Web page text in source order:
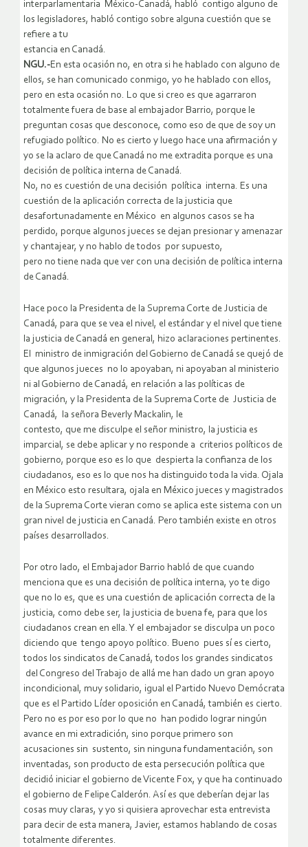
interparlamentaria México-Canadá, habló contigo alguno de
los legisladores, habló contigo sobre alguna cuestión que se
refiere a tu
estancia en Canadá.
NGU.-En esta ocasión no, en otra si he hablado con alguno de
ellos, se han comunicado conmigo, yo he hablado con ellos,
pero en esta ocasión no. Lo que si creo es que agarraron
totalmente fuera de base al embajador Barrio, porque le
preguntan cosas que desconoce, como eso de que de soy un
refugiado político. No es cierto y luego hace una afirmación y
yo se la aclaro de que Canadá no me extradita porque es una
decisión de política interna de Canadá.
No, no es cuestión de una decisión política interna. Es una
cuestión de la aplicación correcta de la justicia que
desafortunadamente en México en algunos casos se ha
perdido, porque algunos jueces se dejan presionar y amenazar
y chantajear, y no hablo de todos por supuesto,
pero no tiene nada que ver con una decisión de política interna
de Canadá.
Hace poco la Presidenta de la Suprema Corte de Justicia de
Canadá, para que se vea el nivel, el estándar y el nivel que tiene
la justicia de Canadá en general, hizo aclaraciones pertinentes.
El ministro de inmigración del Gobierno de Canadá se quejó de
que algunos jueces no lo apoyaban, ni apoyaban al ministerio
ni al Gobierno de Canadá, en relación a las políticas de
migración, y la Presidenta de la Suprema Corte de Justicia de
Canadá, la señora Beverly Mackalin, le
contesto, que me disculpe el señor ministro, la justicia es
imparcial, se debe aplicar y no responde a criterios políticos de
gobierno, porque eso es lo que despierta la confianza de los
ciudadanos, eso es lo que nos ha distinguido toda la vida. Ojala
en México esto resultara, ojala en México jueces y magistrados
de la Suprema Corte vieran como se aplica este sistema con un
gran nivel de justicia en Canadá. Pero también existe en otros
países desarrollados.
Por otro lado, el Embajador Barrio habló de que cuando
menciona que es una decisión de política interna, yo te digo
que no lo es, que es una cuestión de aplicación correcta de la
justicia, como debe ser, la justicia de buena fe, para que los
ciudadanos crean en ella. Y el embajador se disculpa un poco
diciendo que tengo apoyo político. Bueno pues sí es cierto,
todos los sindicatos de Canadá, todos los grandes sindicatos
del Congreso del Trabajo de allá me han dado un gran apoyo
incondicional, muy solidario, igual el Partido Nuevo Demócrata
que es el Partido Líder oposición en Canadá, también es cierto.
Pero no es por eso por lo que no han podido lograr ningún
avance en mi extradición, sino porque primero son
acusaciones sin sustento, sin ninguna fundamentación, son
inventadas, son producto de esta persecución política que
decidió iniciar el gobierno de Vicente Fox, y que ha continuado
el gobierno de Felipe Calderón. Así es que deberían dejar las
cosas muy claras, y yo si quisiera aprovechar esta entrevista
para decir de esta manera, Javier, estamos hablando de cosas
totalmente diferentes.